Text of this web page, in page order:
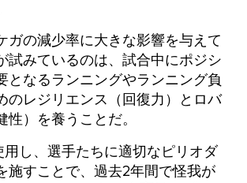
ガの減少率に大きな影響を与えて
試みているのは、試合中にポジシ
となるランニングやランニング負
のレジリエンス（回復力）とロバ
性）を養うことだ。
し、選手たちに適切なピリオダ
施すことで、過去2年間で怪我が